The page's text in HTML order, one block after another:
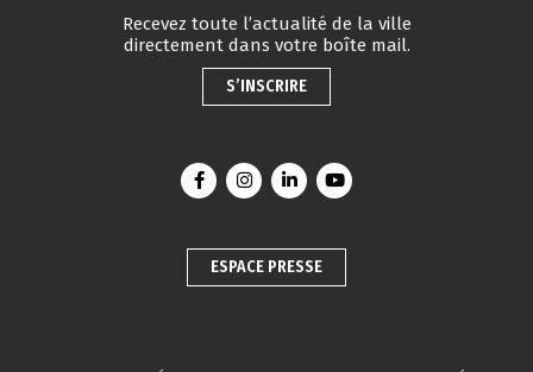
Recevez toute l’actualité de la ville
directement dans votre boîte mail.
S’INSCRIRE
Lien vers le compte Facebook
Lien vers le compte Instagram
Lien vers le compte Linkedin
Lien vers la chaîne
ESPACE PRESSE